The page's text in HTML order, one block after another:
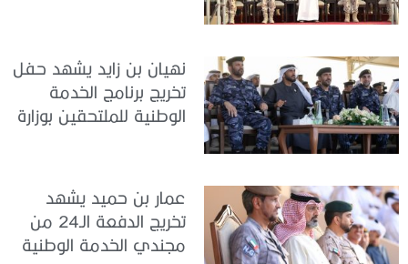
نهيان بن زايد يشهد حفل
تخريج برنامج الخدمة
الوطنية للملتحقين بوزارة
عمار بن حميد يشهد
تخريج الدفعة الـ24 من
مجندي الخدمة الوطنية